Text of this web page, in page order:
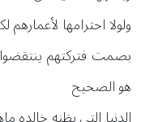
ولولا احترامها
بصمت فتركتهم
هو الصحيح